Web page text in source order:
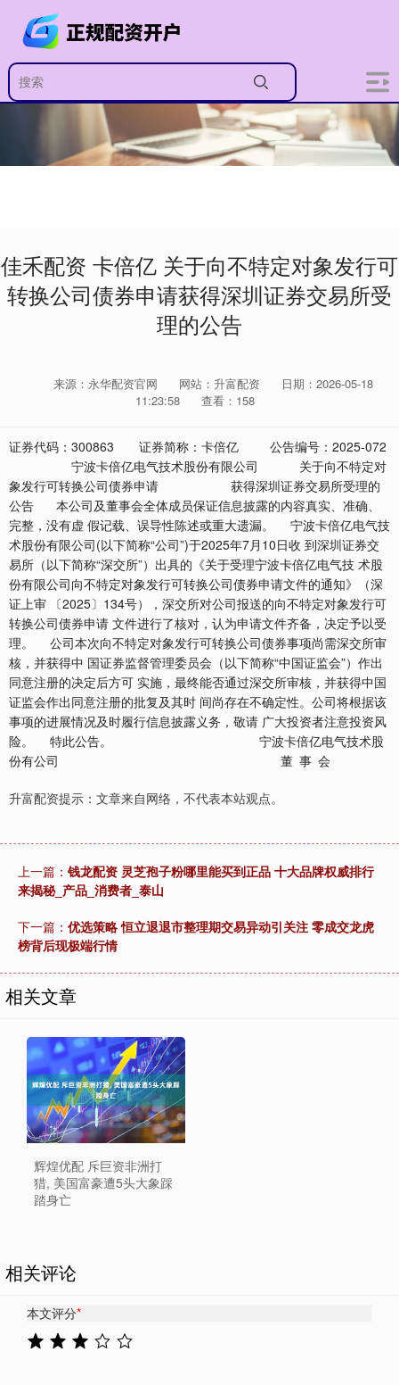
佳禾配资 卡倍亿 关于向不特定对象发行可
转换公司债券申请获得深圳证券交易所受
理的公告
来源：永华配资官网 网站：升富配资
日期：2026-05-18
11:23:58
查看：158
证券代码：300863 证券简称：卡倍亿 公告编号：2025-072
宁波卡倍亿电气技术股份有限公司 关于向不特定对
象发行可转换公司债券申请 获得深圳证券交易所受理的
公告 本公司及董事会全体成员保证信息披露的内容真实、准确、
完整，没有虚 假记载、误导性陈述或重大遗漏。 宁波卡倍亿电气技
术股份有限公司(以下简称“公司”)于2025年7月10日收 到深圳证券交
易所（以下简称“深交所”）出具的《关于受理宁波卡倍亿电气技 术股
份有限公司向不特定对象发行可转换公司债券申请文件的通知》（深
证上审 〔2025〕134号），深交所对公司报送的向不特定对象发行可
转换公司债券申请 文件进行了核对，认为申请文件齐备，决定予以受
理。 公司本次向不特定对象发行可转换公司债券事项尚需深交所审
核，并获得中 国证券监督管理委员会（以下简称“中国证监会”）作出
同意注册的决定后方可 实施，最终能否通过深交所审核，并获得中国
证监会作出同意注册的批复及其时 间尚存在不确定性。公司将根据该
事项的进展情况及时履行信息披露义务，敬请 广大投资者注意投资风
险。 特此公告。 宁波卡倍亿电气技术股
份有公司 董 事 会
升富配资提示：文章来自网络，不代表本站观点。
上一篇： 钱龙配资 灵芝孢子粉哪里能买到正品 十大品牌权威排行
来揭秘_产品_消费者_泰山
下一篇： 优选策略 恒立退退市整理期交易异动引关注 零成交龙虎
榜背后现极端行情
相关文章
辉煌优配 斥巨资非洲打
猎, 美国富豪遭5头大象踩
踏身亡
相关评论
本文评分*